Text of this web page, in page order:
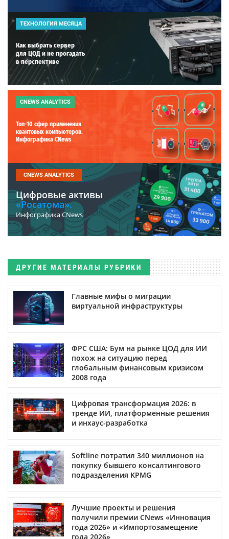
ТЕХНОЛОГИЯ МЕСЯЦА
Как выбрать сервер
для ЦОД и не прогадать
в перспективе
CNEWS ANALYTICS
Топ-10 сфер применения
квантовых компьютеров.
Инфографика CNews
CNEWS ANALYTICS
Цифровые активы
«Росатома».
Инфографика CNews
ДРУГИЕ МАТЕРИАЛЫ РУБРИКИ
Главные мифы о миграции
виртуальной инфраструктуры
ФРС США: Бум на рынке ЦОД для ИИ
похож на ситуацию перед
глобальным финансовым кризисом
2008 года
Цифровая трансформация 2026: в
тренде ИИ, платформенные решения
и инхаус-разработка
Softline потратил 340 миллионов на
покупку бывшего консалтингового
подразделения KPMG
Лучшие проекты и решения
получили премии CNews «Инновация
года 2026» и «Импортозамещение
года 2026»